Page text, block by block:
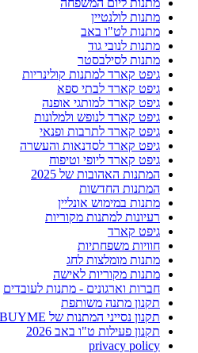
מתנות ליום המשפחה
מתנות לולנטיין
מתנות לט"ו באב
מתנות לנובי גוד
מתנות לסילבסטר
גיפט קארד למתנות קולינריות
גיפט קארד לבתי ספא
גיפט קארד למותגי אופנה
גיפט קארד לנופש ולמלונות
גיפט קארד לתרבות ופנאי
גיפט קארד לסדנאות והעשרה
גיפט קארד ליופי וטיפוח
המתנות האהובות של 2025
המתנות החדשות
מתנות במימוש אונליין
רעיונות למתנות מקוריות
גיפט קארד
חוויות משפחתיות
מתנות מומלצות לחג
מתנות מקוריות לאישה
חברות וארגונים - מתנות לעובדים
תקנון מתנה משותפת
תקנון נסייני המתנות של BUYME
תקנון פעילות ט"ו באב 2026
privacy policy